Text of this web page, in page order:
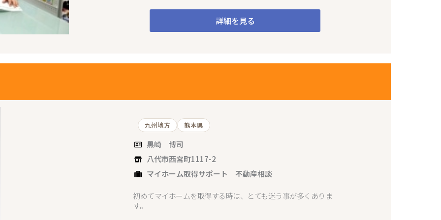
詳細を見る
九州地方 熊本県
黒崎 博司
八代市西宮町1117-2
マイホーム取得サポート 不動産相談
初めてマイホームを取得する時は、とても迷う事が多くありま
す。